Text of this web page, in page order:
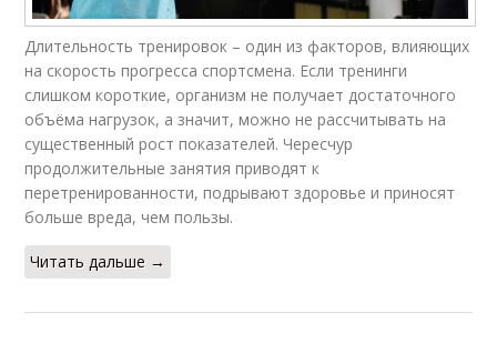
Длительность тренировок – один из факторов, влияющих
на скорость прогресса спортсмена. Если тренинги
слишком короткие, организм не получает достаточного
объёма нагрузок, а значит, можно не рассчитывать на
существенный рост показателей. Чересчур
продолжительные занятия приводят к
перетренированности, подрывают здоровье и приносят
больше вреда, чем пользы.
Читать дальше →